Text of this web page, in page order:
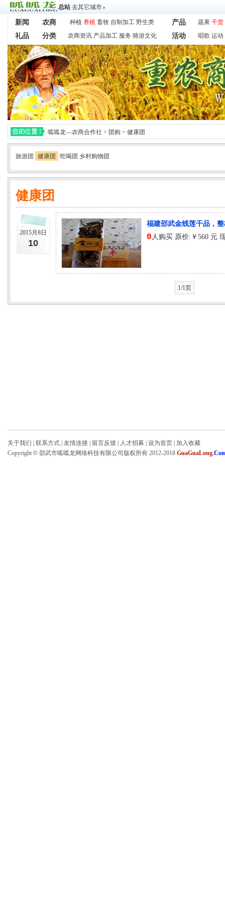
总站 去其它城市
新闻 农商 种植 养殖 畜牧 自制加工 野生类 产品 蔬果 干货
礼品 分类 农商资讯 产品加工 服务 骑游文化 活动 唱歌 运动
呱呱龙—农商合作社 > 团购 > 健康团
旅游团 健康团 吃喝团 乡村购物团
健康团
2015月8日
10
福建邵武金线莲干品，
0 人购买 原价:￥560 元
1/1页
关于我们 联系方式 友情连接 留言反馈 人才招募 设为首页
加入收藏
Copyright © 邵武市呱呱龙网络科技有限公司版权所有 2012-2018 GuaGuaLong